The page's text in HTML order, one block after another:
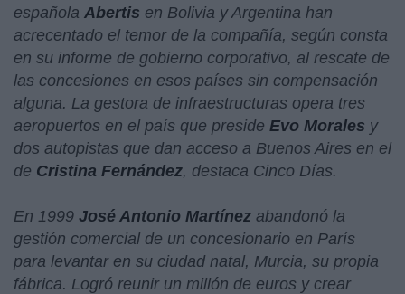
española Abertis en Bolivia y Argentina han
acrecentado el temor de la compañía, según consta
en su informe de gobierno corporativo, al rescate de
las concesiones en esos países sin compensación
alguna. La gestora de infraestructuras opera tres
aeropuertos en el país que preside Evo Morales y
dos autopistas que dan acceso a Buenos Aires en el
de Cristina Fernández, destaca Cinco Días.
En 1999 José Antonio Martínez abandonó la
gestión comercial de un concesionario en París
para levantar en su ciudad natal, Murcia, su propia
fábrica. Logró reunir un millón de euros y crear